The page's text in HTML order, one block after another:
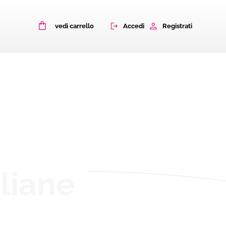
vedi carrello Accedi Registrati